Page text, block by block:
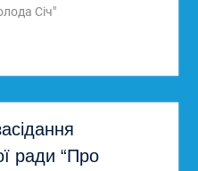
Січ"
ради “Про